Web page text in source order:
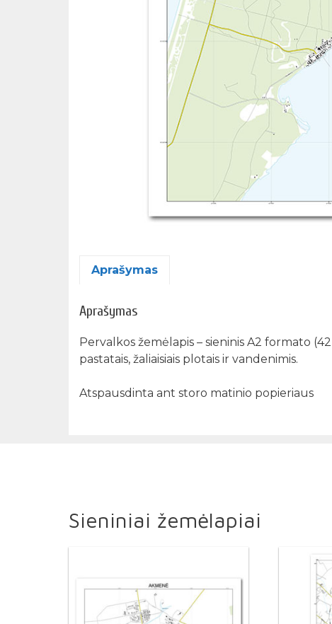
Aprašymas
Aprašymas
Pervalkos žemėlapis – sieninis A2 formato
pastatais, žaliaisiais plotais ir vandenimis.
Atspausdinta ant storo matinio popieriaus
Sieniniai žemėlapiai